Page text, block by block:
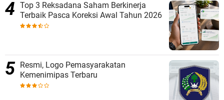
Top 3 Reksadana Saham Berkinerja
Terbaik Pasca Koreksi Awal Tahun 2026
Resmi, Logo Pemasyarakatan
Kemenimipas Terbaru